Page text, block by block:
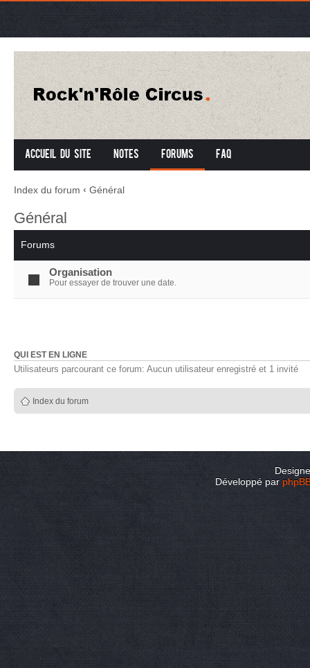
Accueil du site Notes Forums FAQ
Index du forum ‹ Général
Général
Forums
Organisation
Pour essayer de trouver une date.
QUI EST EN LIGNE
Utilisateurs parcourant ce forum: Aucun utilisateur enregistré et 1 invité
Index du forum
Développé par